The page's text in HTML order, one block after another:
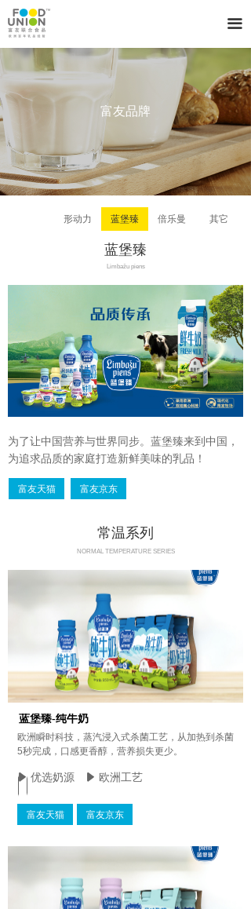
끀
蓝堡臻 倍乐曼 其它
形动力
蓝堡臻
Limbažu piens
常温系列
NORMAL TEMPERATURE SERIES
蓝堡臻-纯牛奶
欧洲瞬时科技，蒸汽浸入式杀菌工艺，从加热到杀菌
5秒完成，口感更香醇，营养损失更少。
优选奶源 欧洲工艺
富友天猫 富友京东
富友京东
为了让中国营养与世界同步。蓝堡臻来到中国，
为追求品质的家庭打造新鲜美味的乳品！
富友天猫
富友品牌
富友京东